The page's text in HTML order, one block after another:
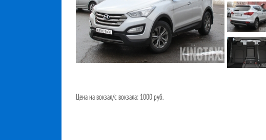
Цена на вокзал/с вокзала: 1000 руб.